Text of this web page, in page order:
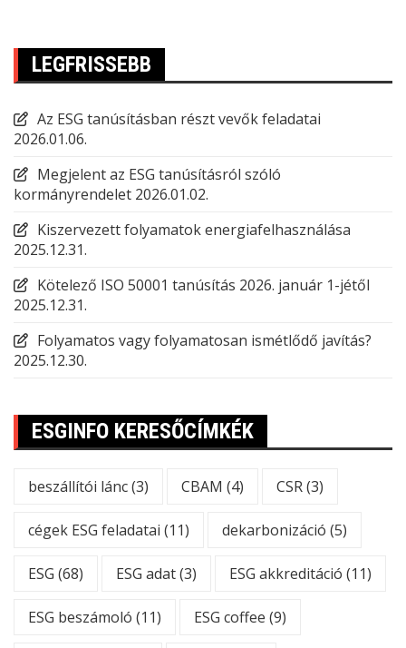
LEGFRISSEBB
Az ESG tanúsításban részt vevők feladatai
2026.01.06.
Megjelent az ESG tanúsításról szóló
kormányrendelet 2026.01.02.
Kiszervezett folyamatok energiafelhasználása
2025.12.31.
Kötelező ISO 50001 tanúsítás 2026. január 1-jétől
2025.12.31.
Folyamatos vagy folyamatosan ismétlődő javítás?
2025.12.30.
ESGINFO KERESŐCÍMKÉK
beszállítói lánc(3) CBAM (4) CSR(3)
cégek ESG feladatai (11) dekarbonizáció (5)
ESG (68) ESG adat(3) ESG akkreditáció (11)
ESG beszámoló (11) ESG coffee (9)